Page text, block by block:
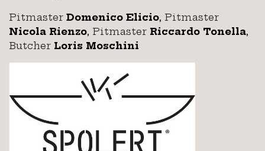
Pitmaster Domenico Elicio, Pitmaster
Nicola Rienzo, Pitmaster Riccardo Tonella,
Butcher Loris Moschini